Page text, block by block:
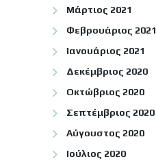
Μάρτιος 2021
Φεβρουάριος 2021
Ιανουάριος 2021
Δεκέμβριος 2020
Οκτώβριος 2020
Σεπτέμβριος 2020
Αύγουστος 2020
Ιούλιος 2020